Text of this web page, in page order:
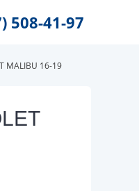
508-41-97
MALIBU 16-19